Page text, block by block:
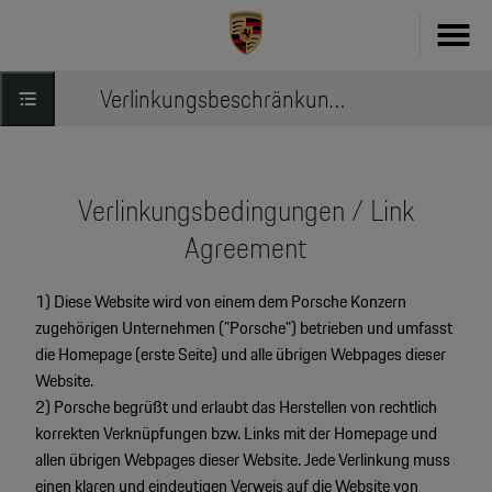
Fahrzeug konfigurieren
Panamera
Macan
Cayenne
Neu- & Gebrauchtwagen
Online Services
My Porsche
Frag Porsche
Porsche Connect
Verlinkungsbeschränkungen / Link agreement
Verlinkungsbedingungen / Link
Agreement
1) Diese Website wird von einem dem Porsche Konzern
zugehörigen Unternehmen ("Porsche") betrieben und umfasst
die Homepage (erste Seite) und alle übrigen Webpages dieser
Website.
2) Porsche begrüßt und erlaubt das Herstellen von rechtlich
korrekten Verknüpfungen bzw. Links mit der Homepage und
allen übrigen Webpages dieser Website. Jede Verlinkung muss
einen klaren und eindeutigen Verweis auf die Website von